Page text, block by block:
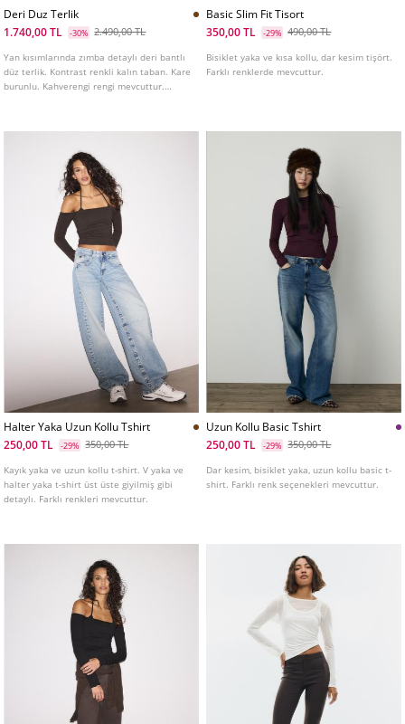
Deri Duz Terlik
1.740,00 TL
-30% 2.490,00 TL
Yan kısımlarında zımba detaylı deri bantlı
düz terlik. Kontrast renkli kalın taban. Kare
burunlu. Kahverengi rengi mevcuttur.
Basic Slim Fit Tisort
350,00 TL
-29% 490,00 TL
Bisiklet yaka ve kısa kollu, dar kesim tişört.
Farklı renklerde mevcuttur.
Halter Yaka Uzun Kollu Tshirt
250,00 TL
-29% 350,00 TL
Kayık yaka ve uzun kollu t-shirt. V yaka ve
halter yaka t-shirt üst üste giyilmiş gibi
detaylı. Farklı renkleri mevcuttur.
Uzun Kollu Basic Tshirt
250,00 TL
-29% 350,00 TL
Dar kesim, bisiklet yaka, uzun kollu basic t-
shirt. Farklı renk seçenekleri mevcuttur.